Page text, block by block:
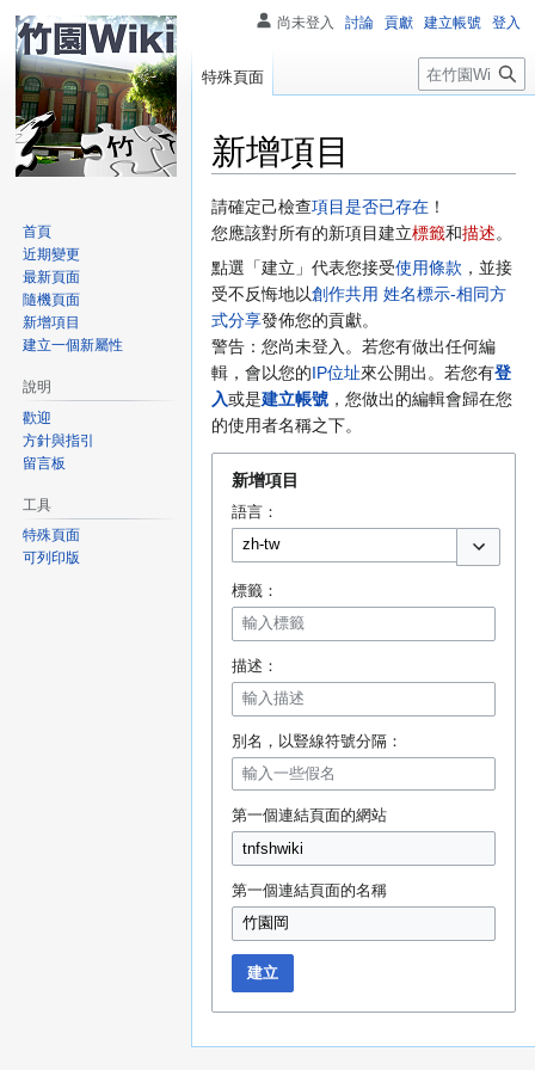
新增項目
跳
至
導
覽
跳
至
搜
尋
請確定己檢查項目是否已存在 ！
您應該對所有的新項目建立標籤和描述。
點選「建立」代表您接受使用條款 ，並接
受不反悔地以創作共用 姓名標示-相同方
式分享發佈您的貢獻。
警告：您尚未登入。若您有做出任何編
輯，會以您的IP位址來公開出。若您有登
入或是建立帳號 ，您做出的編輯會歸在您
的使用者名稱之下。
新增項目
語言：
切換選項
標籤：
描述：
別名，以豎線符號分隔：
第一個連結頁面的網站
第一個連結頁面的名稱
建立
尚未登入 討論 貢獻 建立帳號 登入
特殊頁面
搜
首頁
近期變更
最新頁面
隨機頁面
新增項目
建立一個新屬性
說明
歡迎
方針與指引
留言板
工具
特殊頁面
可列印版